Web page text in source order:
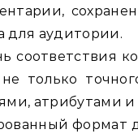
для аудитории.
соответствия
только
атрибутами
формат